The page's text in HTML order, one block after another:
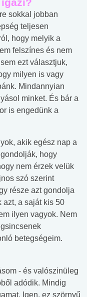
sokkal jobban
teljesen
hogy melyik a
felszínes és nem
ezt választjuk,
milyen is vagy
Mindannyian
minket. És bár a
is engedünk a
akik egész nap a
hogy
nem érzek velük
szó szerint
része azt gondolja
azt, a saját kis 50
ilyen vagyok. Nem
betegségeim.
- és valószinüleg
adódik. Mindig
Igen, ez szörnyű